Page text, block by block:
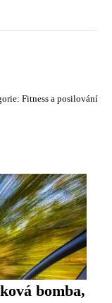
Fitness a posilování
bomba,